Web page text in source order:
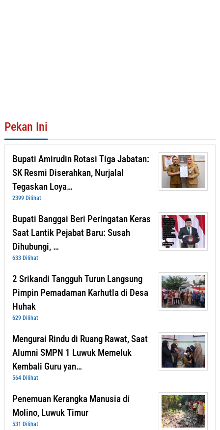
Pekan Ini
Bupati Amirudin Rotasi Tiga Jabatan:
SK Resmi Diserahkan, Nurjalal
Tegaskan Loya…
2399 Dilihat
Bupati Banggai Beri Peringatan Keras
Saat Lantik Pejabat Baru: Susah
Dihubungi, …
633 Dilihat
2 Srikandi Tangguh Turun Langsung
Pimpin Pemadaman Karhutla di Desa
Huhak
629 Dilihat
Mengurai Rindu di Ruang Rawat, Saat
Alumni SMPN 1 Luwuk Memeluk
Kembali Guru yan…
564 Dilihat
Penemuan Kerangka Manusia di
Molino, Luwuk Timur
531 Dilihat